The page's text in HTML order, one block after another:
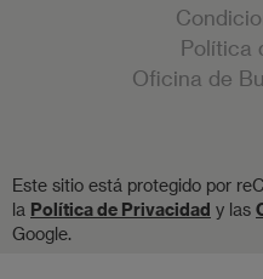
Política
Oficina de
Este sitio está protegido por
la Política de Privacidad y las
Google.